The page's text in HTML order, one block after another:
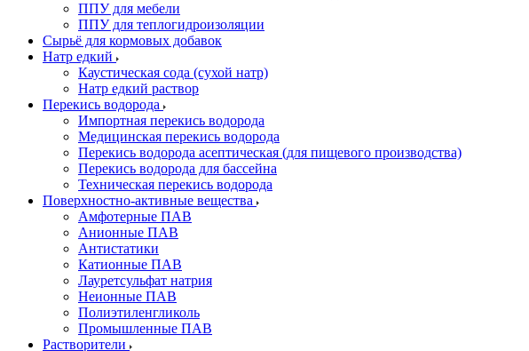
ППУ для мебели
ППУ для теплогидроизоляции
Сырьё для кормовых добавок
Натр едкий
Каустическая сода (сухой натр)
Натр едкий раствор
Перекись водорода
Импортная перекись водорода
Медицинская перекись водорода
Перекись водорода асептическая (для пищевого производства)
Перекись водорода для бассейна
Техническая перекись водорода
Поверхностно-активные вещества
Амфотерные ПАВ
Анионные ПАВ
Антистатики
Катионные ПАВ
Лауретсульфат натрия
Неионные ПАВ
Полиэтиленгликоль
Промышленные ПАВ
Растворители